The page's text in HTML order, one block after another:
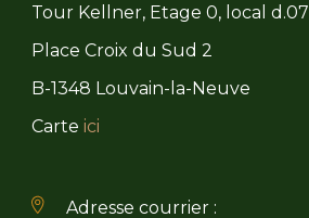
Tour Kellner, Etage 0, local
Place Croix du Sud 2
B-1348 Louvain-la-Neuve
Carte ici
Adresse courrier :